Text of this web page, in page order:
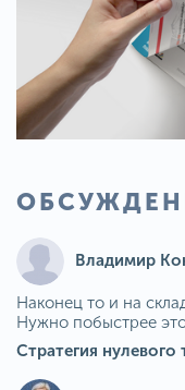
Владимир
Наконец то и на
Нужно побыстрее